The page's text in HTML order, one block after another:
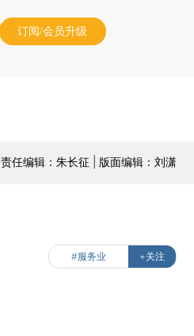
订阅/会员升级
责任编辑：朱长征 | 版面编辑：刘潇
#服务业 +关注